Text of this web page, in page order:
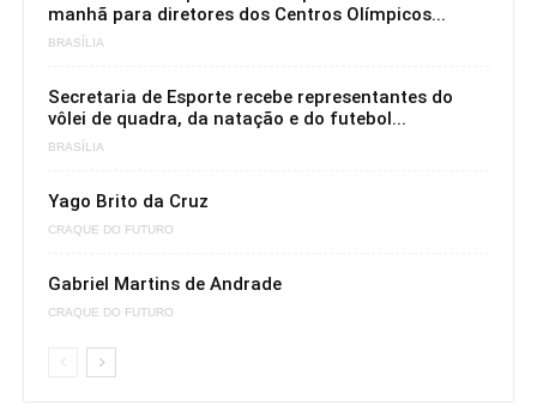
manhã para diretores dos Centros Olímpicos...
BRASÍLIA
Secretaria de Esporte recebe representantes do
vôlei de quadra, da natação e do futebol...
BRASÍLIA
Yago Brito da Cruz
CRAQUE DO FUTURO
Gabriel Martins de Andrade
CRAQUE DO FUTURO